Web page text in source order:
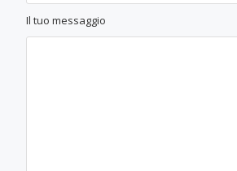
Il tuo messaggio